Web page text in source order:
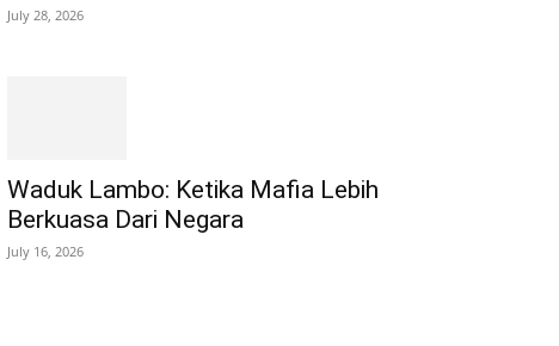
July 28, 2026
Waduk Lambo: Ketika Mafia Lebih
Berkuasa Dari Negara
July 16, 2026